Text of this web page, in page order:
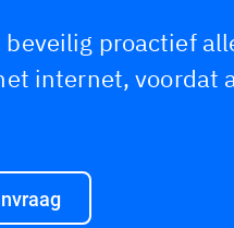
beveilig proactief
internet, voordat